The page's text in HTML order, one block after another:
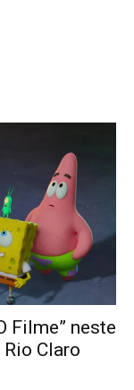
Filme” neste
Claro